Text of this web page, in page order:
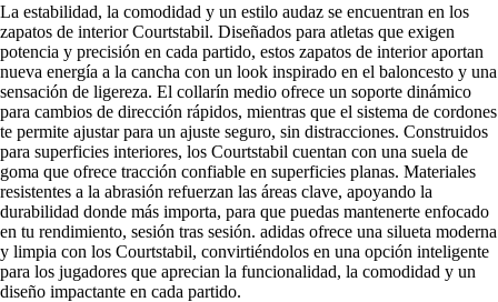
La estabilidad, la comodidad y un estilo audaz se encuentran en los
zapatos de interior Courtstabil. Diseñados para atletas que exigen
potencia y precisión en cada partido, estos zapatos de interior aportan
nueva energía a la cancha con un look inspirado en el baloncesto y una
sensación de ligereza. El collarín medio ofrece un soporte dinámico
para cambios de dirección rápidos, mientras que el sistema de cordones
te permite ajustar para un ajuste seguro, sin distracciones. Construidos
para superficies interiores, los Courtstabil cuentan con una suela de
goma que ofrece tracción confiable en superficies planas. Materiales
resistentes a la abrasión refuerzan las áreas clave, apoyando la
durabilidad donde más importa, para que puedas mantenerte enfocado
en tu rendimiento, sesión tras sesión. adidas ofrece una silueta moderna
y limpia con los Courtstabil, convirtiéndolos en una opción inteligente
para los jugadores que aprecian la funcionalidad, la comodidad y un
diseño impactante en cada partido.